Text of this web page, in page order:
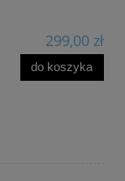
299,00 zł
do koszyka